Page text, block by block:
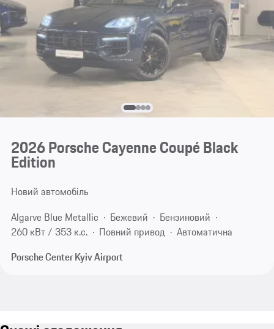
2026 Porsche Cayenne Coupé Black
Edition
Новий автомобіль
Algarve Blue Metallic
Бежевий
Бензиновий
260 кВт / 353 к.с.
Повний привод
Автоматична
Porsche Center Kyiv Airport